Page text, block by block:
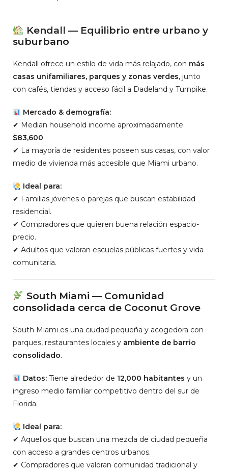
Kendall — Equilibrio entre urbano y
suburbano
Kendall ofrece un estilo de vida más relajado, con más
casas unifamiliares, parques y zonas verdes, junto
con cafés, tiendas y acceso fácil a Dadeland y Turnpike.
Mercado & demografía:
✔ Median household income aproximadamente
$83,600.
✔ La mayoría de residentes poseen sus casas, con valor
medio de vivienda más accesible que Miami urbano.
Ideal para:
✔ Familias jóvenes o parejas que buscan estabilidad
residencial.
✔ Compradores que quieren buena relación espacio-
precio.
✔ Adultos que valoran escuelas públicas fuertes y vida
comunitaria.
South Miami — Comunidad
consolidada cerca de Coconut Grove
South Miami es una ciudad pequeña y acogedora con
parques, restaurantes locales y ambiente de barrio
consolidado.
Datos:Tiene alrededor de 12,000 habitantes y un
ingreso medio familiar competitivo dentro del sur de
Florida.
Ideal para:
✔ Aquellos que buscan una mezcla de ciudad pequeña
con acceso a grandes centros urbanos.
✔ Compradores que valoran comunidad tradicional y